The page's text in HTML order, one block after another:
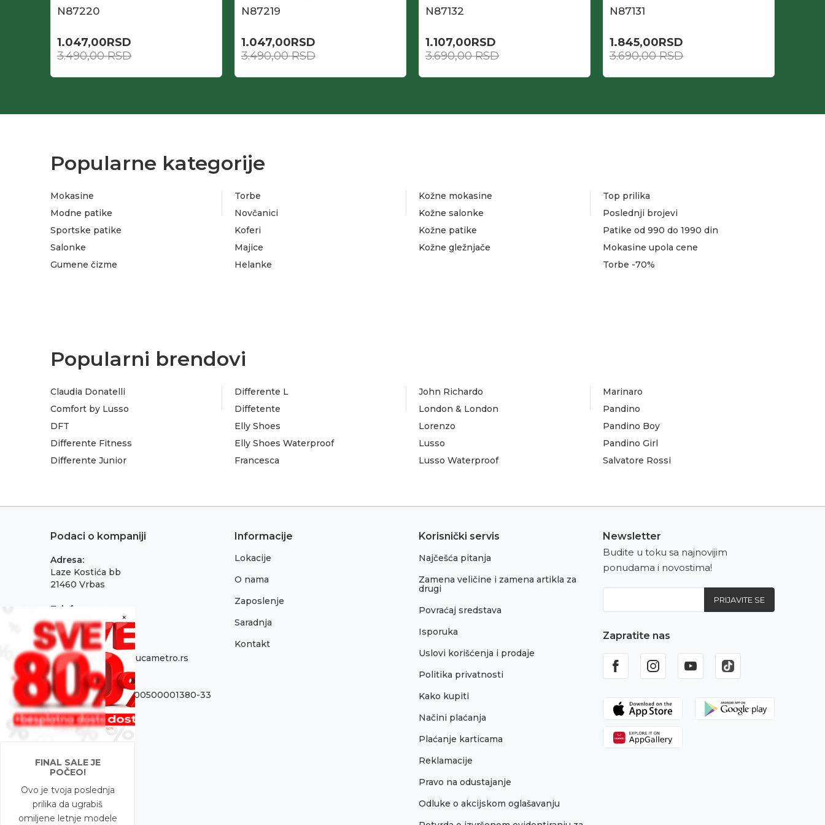
×
FINAL SALE JE
POČEO!
Ovo je tvoja poslednja
prilika da ugrabiš
omiljene letnje modele
N87220
1.047,00RSD
3.490,00RSD
N87219
1.047,00RSD
3.490,00RSD
N87132
1.107,00RSD
3.690,00RSD
N87131
1.845,00RSD
3.690,00RSD
Popularne kategorije
Mokasine
Modne patike
Sportske patike
Salonke
Gumene čizme
Torbe
Novčanici
Koferi
Majice
Helanke
Kožne mokasine
Kožne salonke
Kožne patike
Kožne gležnjače
Top prilika
Poslednji brojevi
Patike od 990 do 1990 din
Mokasine upola cene
Torbe -70%
Popularni brendovi
Claudia Donatelli
Comfort by Lusso
DFT
Differente Fitness
Differente Junior
Differente L
Diffetente
Elly Shoes
Elly Shoes Waterproof
Francesca
John Richardo
London & London
Lorenzo
Lusso
Lusso Waterproof
Marinaro
Pandino
Pandino Boy
Pandino Girl
Salvatore Rossi
Podaci o kompaniji
Adresa:
Laze Kostića bb
21460 Vrbas
Telefon:
021 795 3001
Email:
onlinepodrska@obucametro.rs
Račun:
OTP Banka 325-9500500001380-33
PIB:
100637224
08698856
Informacije
Lokacije
O nama
Zaposlenje
Saradnja
Kontakt
Korisnički servis
Najčešća pitanja
Zamena veličine i zamena artikla za
drugi
Povraćaj sredstava
Isporuka
Uslovi korišćenja i prodaje
Politika privatnosti
Kako kupiti
Načini plaćanja
Plaćanje karticama
Reklamacije
Pravo na odustajanje
Odluke o akcijskom oglašavanju
Newsletter
Budite u toku sa najnovijim
ponudama i novostima!
PRIJAVITE SE
Zapratite nas